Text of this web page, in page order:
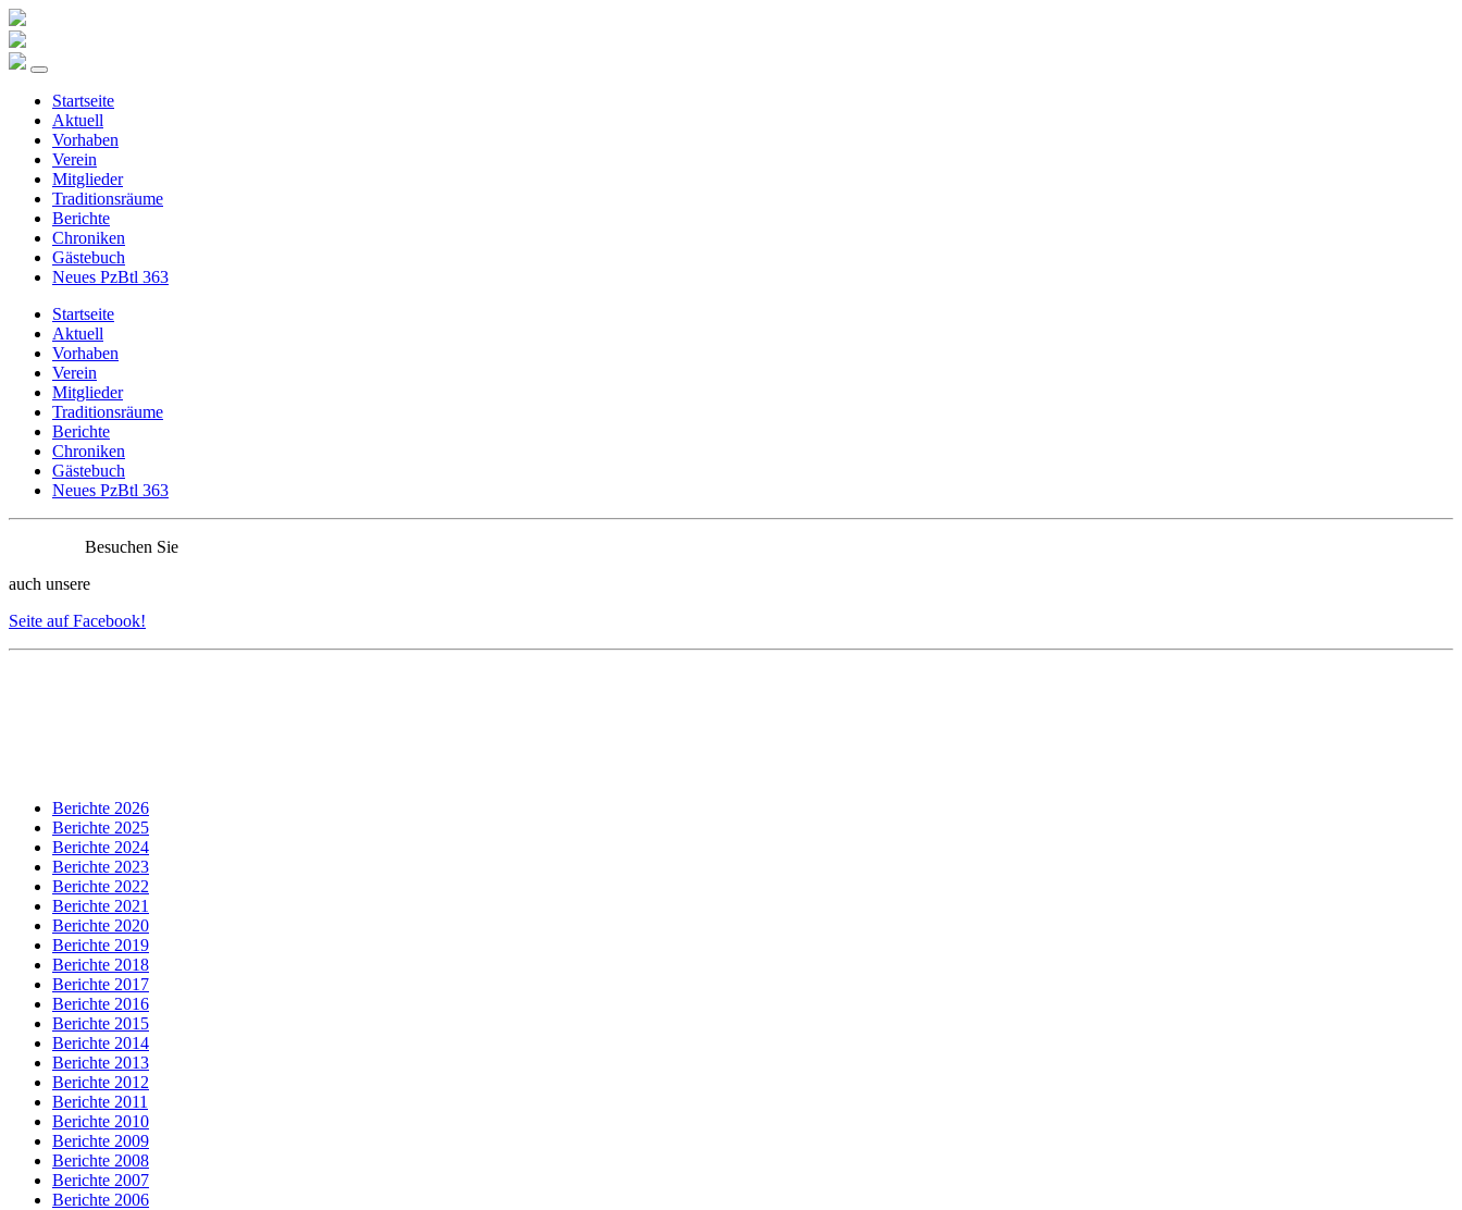
Startseite
Aktuell
Vorhaben
Verein
Mitglieder
Traditionsräume
Berichte
Chroniken
Gästebuch
Neues PzBtl 363
Startseite
Aktuell
Vorhaben
Verein
Mitglieder
Traditionsräume
Berichte
Chroniken
Gästebuch
Neues PzBtl 363
Besuchen Sie
auch unsere
Seite auf Facebook!
Berichte 2026
Berichte 2025
Berichte 2024
Berichte 2023
Berichte 2022
Berichte 2021
Berichte 2020
Berichte 2019
Berichte 2018
Berichte 2017
Berichte 2016
Berichte 2015
Berichte 2014
Berichte 2013
Berichte 2012
Berichte 2011
Berichte 2010
Berichte 2009
Berichte 2008
Berichte 2007
Berichte 2006